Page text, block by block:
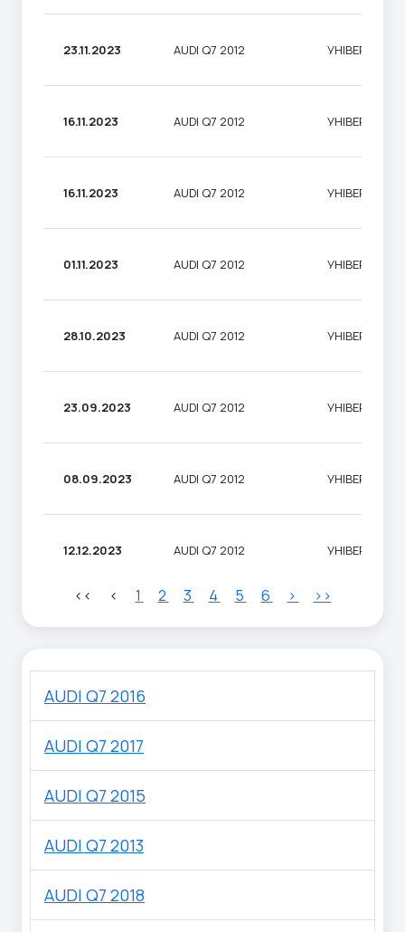
23.11.2023 AUDI Q7 2012 УНІВЕРСАЛ
16.11.2023 AUDI Q7 2012 УНІВЕРСАЛ
16.11.2023 AUDI Q7 2012 УНІВЕРСАЛ
01.11.2023 AUDI Q7 2012 УНІВЕРСАЛ
28.10.2023 AUDI Q7 2012 УНІВЕРСАЛ
23.09.2023 AUDI Q7 2012 УНІВЕРСАЛ
08.09.2023 AUDI Q7 2012 УНІВЕРСАЛ
12.12.2023 AUDI Q7 2012 УНІВЕРСАЛ
<< < 1 2 3 4 5 6 > >>
AUDI Q7 2016
AUDI Q7 2017
AUDI Q7 2015
AUDI Q7 2013
AUDI Q7 2018